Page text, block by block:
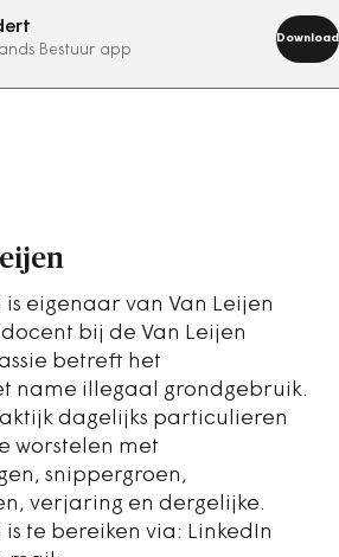
Bestuur app
Download
nu
eigenaar van Van Leijen
bij de Van Leijen
betreft het
name illegaal grondgebruik.
dagelijks particulieren
worstelen met
snippergroen,
verjaring en dergelijke.
te bereiken via: LinkedIn